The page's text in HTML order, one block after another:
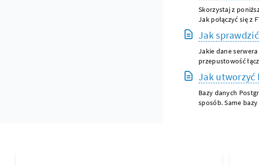
Skorzystaj z
Jak połączyć się z
Jak
Jakie dane
przepustowość
Jak utworzyć
Bazy danych
sposób. Same